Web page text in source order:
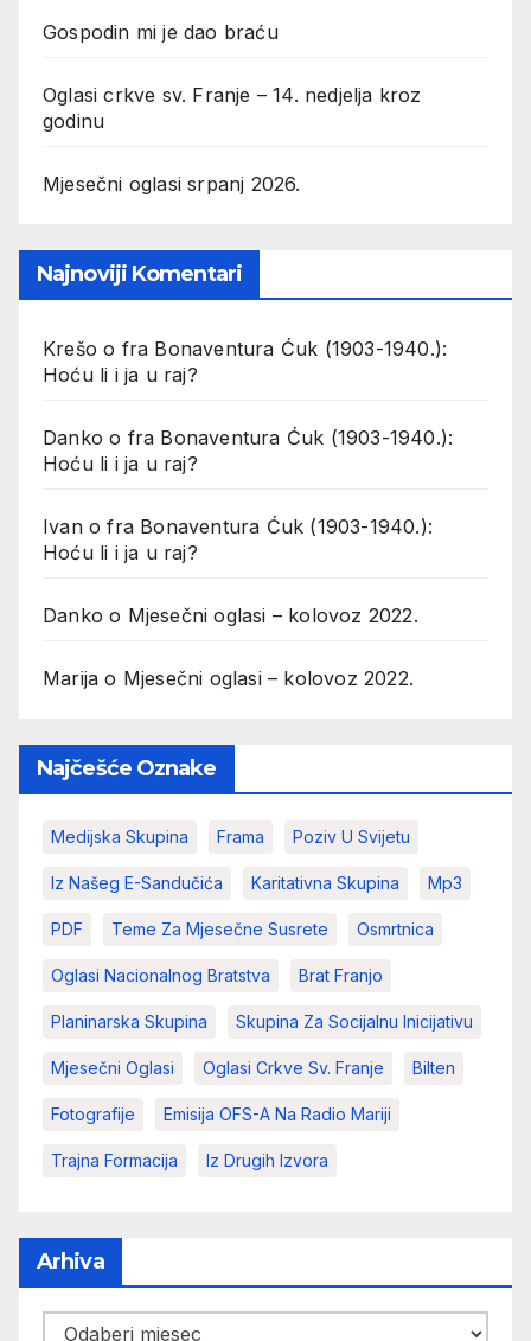
Gospodin mi je dao braću
Oglasi crkve sv. Franje – 14. nedjelja kroz
godinu
Mjesečni oglasi srpanj 2026.
Najnoviji Komentari
Krešo o fra Bonaventura Ćuk (1903-1940.):
Hoću li i ja u raj?
Danko o fra Bonaventura Ćuk (1903-1940.):
Hoću li i ja u raj?
Ivanofra Bonaventura Ćuk (1903-1940.):
Hoću li i ja u raj?
Danko o Mjesečni oglasi – kolovoz 2022.
Marija o Mjesečni oglasi – kolovoz 2022.
Najčešće Oznake
Medijska Skupina Frama Poziv U Svijetu
Iz Našeg E-Sandučića Karitativna Skupina Mp3
PDF Teme Za Mjesečne Susrete Osmrtnica
Oglasi Nacionalnog Bratstva Brat Franjo
Planinarska Skupina Skupina Za Socijalnu Inicijativu
Mjesečni Oglasi Oglasi Crkve Sv. Franje Bilten
Fotografije Emisija OFS-A Na Radio Mariji
Trajna Formacija Iz Drugih Izvora
Arhiva
Arhiva